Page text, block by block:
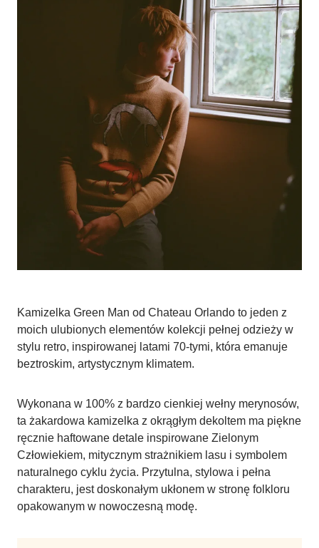
Kamizelka Green Man od Chateau Orlando to jeden z
moich ulubionych elementów kolekcji pełnej odzieży w
stylu retro, inspirowanej latami 70-tymi, która emanuje
beztroskim, artystycznym klimatem.
Wykonana w 100% z bardzo cienkiej wełny merynosów,
ta żakardowa kamizelka z okrągłym dekoltem ma piękne
ręcznie haftowane detale inspirowane Zielonym
Człowiekiem, mitycznym strażnikiem lasu i symbolem
naturalnego cyklu życia. Przytulna, stylowa i pełna
charakteru, jest doskonałym ukłonem w stronę folkloru
opakowanym w nowoczesną modę.